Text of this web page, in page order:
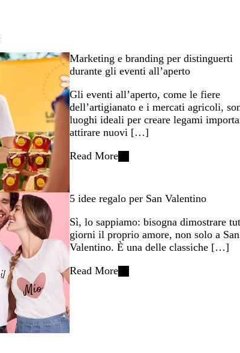
Marketing e branding per distinguerti
durante gli eventi all’aperto
Gli eventi all’aperto, come le fiere
dell’artigianato e i mercati agricoli,
luoghi ideali per creare legami
attirare nuovi […]
Read More
5 idee regalo per San Valentino
Sì, lo sappiamo: bisogna dimostrare
giorni il proprio amore, non solo a San
Valentino. È una delle classiche […]
Read More